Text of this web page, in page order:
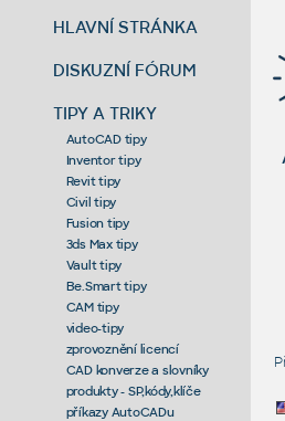
HLAVNÍ STRÁNKA
DISKUZNÍ FÓRUM
TIPY A TRIKY
AutoCAD tipy
Inventor tipy
Revit tipy
Civil tipy
Fusion tipy
3ds Max tipy
Vault tipy
Be.Smart tipy
CAM tipy
video-tipy
zprovoznění licencí
CAD konverze a slovníky
produkty - SP,kódy,klíče
příkazy AutoCADu